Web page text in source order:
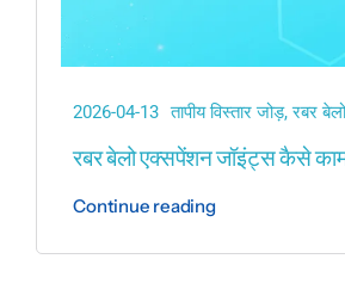
2026-04-13 तापीय विस्तार जोड़,रबर
रबर बेलो एक्सपेंशन जॉइंट्स कैसे
Continue reading